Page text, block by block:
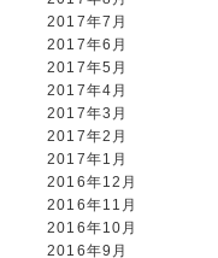
2017年7月
2017年6月
2017年5月
2017年4月
2017年3月
2017年2月
2017年1月
2016年12月
2016年11月
2016年10月
2016年9月